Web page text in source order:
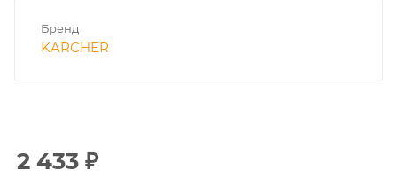
Бренд
KARCHER
2 433 ₽